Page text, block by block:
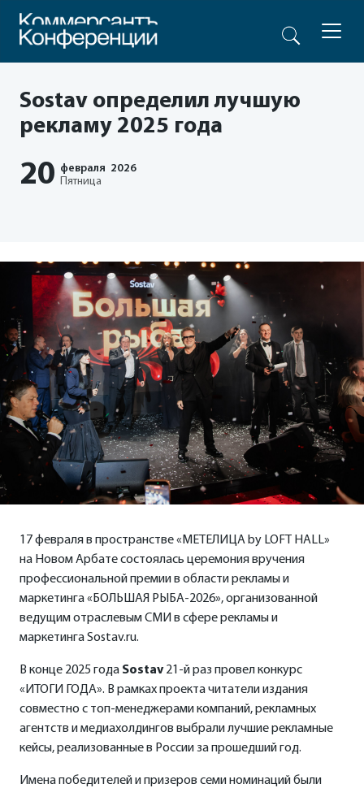
Sostav определил лучшую
рекламу 2025 года
20 февраля 2026
Пятница
17 февраля в пространстве «МЕТЕЛИЦА by LOFT HALL»
на Новом Арбате состоялась церемония вручения
профессиональной премии в области рекламы и
маркетинга «БОЛЬШАЯ РЫБА-2026», организованной
ведущим отраслевым СМИ в сфере рекламы и
маркетинга Sostav.ru.
В конце 2025 года Sostav21-й раз провел конкурс
«ИТОГИ ГОДА». В рамках проекта читатели издания
совместно с топ-менеджерами компаний, рекламных
агентств и медиахолдингов выбрали лучшие рекламные
кейсы, реализованные в России за прошедший год.
Имена победителей и призеров семи номинаций были